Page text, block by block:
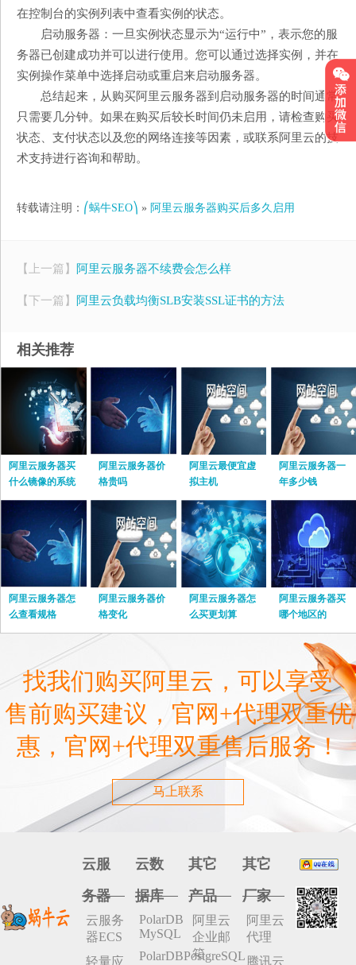
在控制台的实例列表中查看实例的状态。
启动服务器：一旦实例状态显示为“运行中”，表示您的服
务器已创建成功并可以进行使用。您可以通过选择实例，并在
实例操作菜单中选择启动或重启来启动服务器。
总结起来，从购买阿里云服务器到启动服务器的时间通常
只需要几分钟。如果在购买后较长时间仍未启用，请检查购买
状态、支付状态以及您的网络连接等因素，或联系阿里云的技
术支持进行咨询和帮助。
转载请注明： ⎛蜗牛SEO⎞ » 阿里云服务器购买后多久启用
【上一篇】 阿里云服务器不续费会怎么样
【下一篇】 阿里云负载均衡SLB安装SSL证书的方法
相关推荐
阿里云服务器买
什么镜像的系统
阿里云服务器价
格贵吗
阿里云最便宜虚
拟主机
阿里云服务器一
年多少钱
阿里云服务器怎
么查看规格
阿里云服务器价
格变化
阿里云服务器怎
么买更划算
阿里云服务器买
哪个地区的
找我们购买阿里云，可以享受
售前购买建议，官网+代理双重优
惠，官网+代理双重售后服务！
马上联系
云服
务器
云服务
器ECS
轻量应
云数
据库
PolarDB
MySQL
PolarDBPostgreSQL
其它
产品
阿里云
企业邮
箱
其它
厂家
阿里云
代理
腾讯云